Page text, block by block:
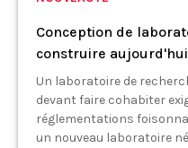
Conception de
construire
Un laboratoire de
devant faire cohabiter
réglementations
un nouveau laboratoire